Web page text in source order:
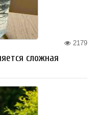
2179
сложная